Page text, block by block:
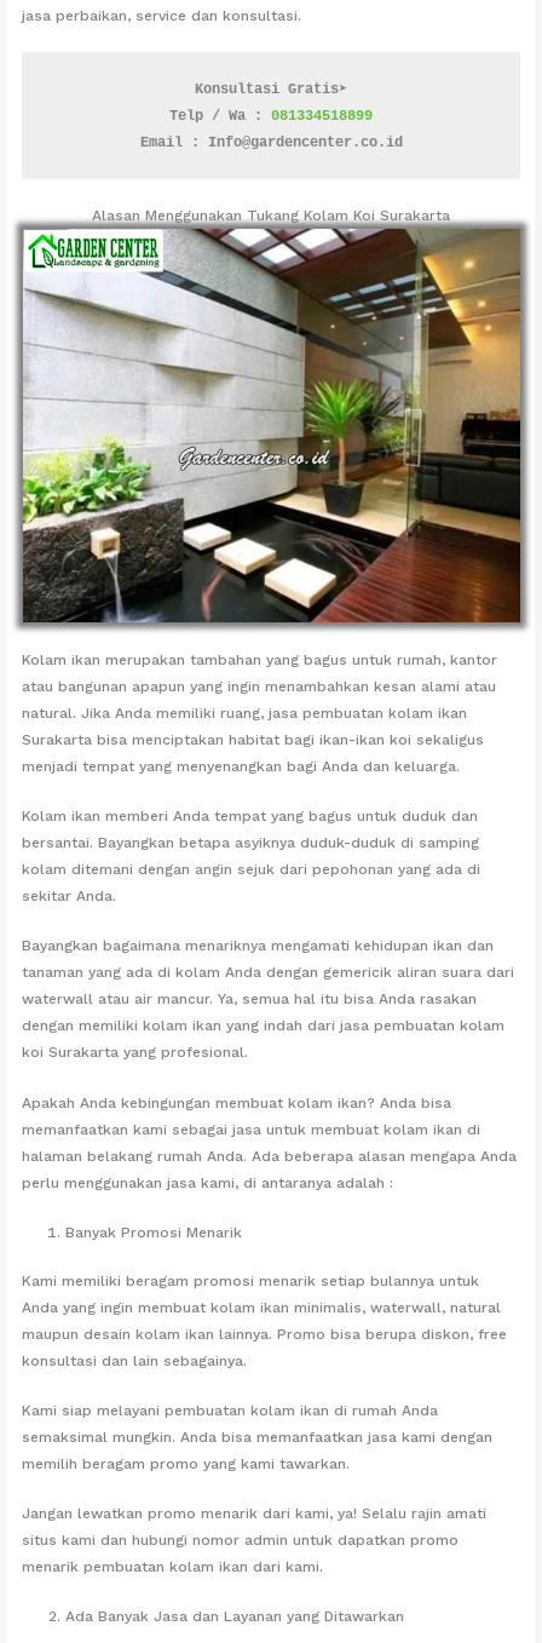
jasa perbaikan, service dan konsultasi.
Konsultasi Gratis➤
Telp / Wa : 081334518899
Email : Info@gardencenter.co.id
Alasan Menggunakan Tukang Kolam Koi Surakarta
Kolam ikan merupakan tambahan yang bagus untuk rumah, kantor
atau bangunan apapun yang ingin menambahkan kesan alami atau
natural. Jika Anda memiliki ruang, jasa pembuatan kolam ikan
Surakarta bisa menciptakan habitat bagi ikan-ikan koi sekaligus
menjadi tempat yang menyenangkan bagi Anda dan keluarga.
Kolam ikan memberi Anda tempat yang bagus untuk duduk dan
bersantai. Bayangkan betapa asyiknya duduk-duduk di samping
kolam ditemani dengan angin sejuk dari pepohonan yang ada di
sekitar Anda.
Bayangkan bagaimana menariknya mengamati kehidupan ikan dan
tanaman yang ada di kolam Anda dengan gemericik aliran suara dari
waterwall atau air mancur. Ya, semua hal itu bisa Anda rasakan
dengan memiliki kolam ikan yang indah dari jasa pembuatan kolam
koi Surakarta yang profesional.
Apakah Anda kebingungan membuat kolam ikan? Anda bisa
memanfaatkan kami sebagai jasa untuk membuat kolam ikan di
halaman belakang rumah Anda. Ada beberapa alasan mengapa Anda
perlu menggunakan jasa kami, di antaranya adalah :
Banyak Promosi Menarik
Kami memiliki beragam promosi menarik setiap bulannya untuk
Anda yang ingin membuat kolam ikan minimalis, waterwall, natural
maupun desain kolam ikan lainnya. Promo bisa berupa diskon, free
konsultasi dan lain sebagainya.
Kami siap melayani pembuatan kolam ikan di rumah Anda
semaksimal mungkin. Anda bisa memanfaatkan jasa kami dengan
memilih beragam promo yang kami tawarkan.
Jangan lewatkan promo menarik dari kami, ya! Selalu rajin amati
situs kami dan hubungi nomor admin untuk dapatkan promo
menarik pembuatan kolam ikan dari kami.
Ada Banyak Jasa dan Layanan yang Ditawarkan